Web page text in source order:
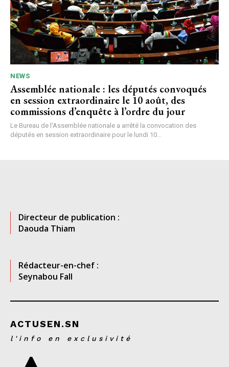
NEWS
Assemblée nationale : les députés convoqués
en session extraordinaire le 10 août, des
commissions d’enquête à l’ordre du jour
Le Bureau de l'Assemblée nationale a arrêté la convocation des
députés en session extraordinaire pour le lundi 10...
Directeur de publication :
Daouda Thiam
Rédacteur-en-chef :
Seynabou Fall
ACTUSEN.SN
l'info en exclusivité